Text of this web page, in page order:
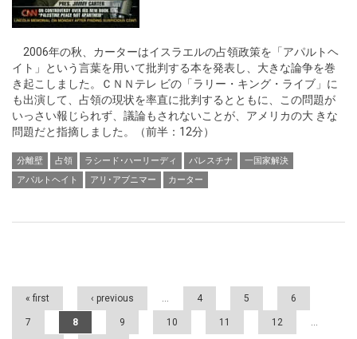
2006年の秋、カーターはイスラエルの占領政策を「アパルトヘ
イト」という言葉を用いて批判する本を発表し、大きな論争を巻
き起こしました。ＣＮＮテレ ビの「ラリー・キング・ライブ」に
も出演して、占領の現状を率直に批判するとともに、この問題が
いっさい報じられず、議論もされないことが、アメリカの大 きな
問題だと指摘しました。（前半：12分）
分離壁 占領 ラシード･ハーリーディ パレスチナ
一国家解決
アパルトヘイト
アリ･アブニマー カーター
Pages
« first ‹ previous … 4 5 6
7 8 9 10 11 12 …